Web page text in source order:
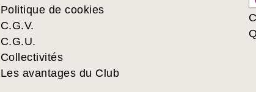
Politique de cookies
C.G.V.
C.G.U.
Collectivités
Les avantages du Club